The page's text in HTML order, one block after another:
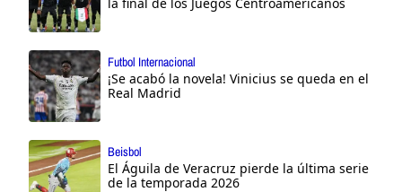
Futbol Internacional
¡Se acabó la novela! Vinicius se queda en el
Real Madrid
Beisbol
El Águila de Veracruz pierde la última serie
de la temporada 2026